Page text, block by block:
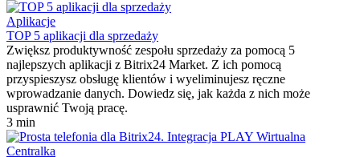
Aplikacje
TOP 5 aplikacji dla sprzedaży
Zwiększ produktywność zespołu sprzedaży za pomocą 5
najlepszych aplikacji z Bitrix24 Market. Z ich pomocą
przyspieszysz obsługę klientów i wyeliminujesz ręczne
wprowadzanie danych. Dowiedz się, jak każda z nich może
usprawnić Twoją pracę.
3 min